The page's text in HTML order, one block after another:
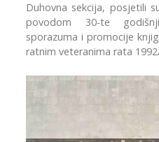
Duhovna sekcija, posjetili
povodom 30-te
sporazuma i promocije
ratnim veteranima rata